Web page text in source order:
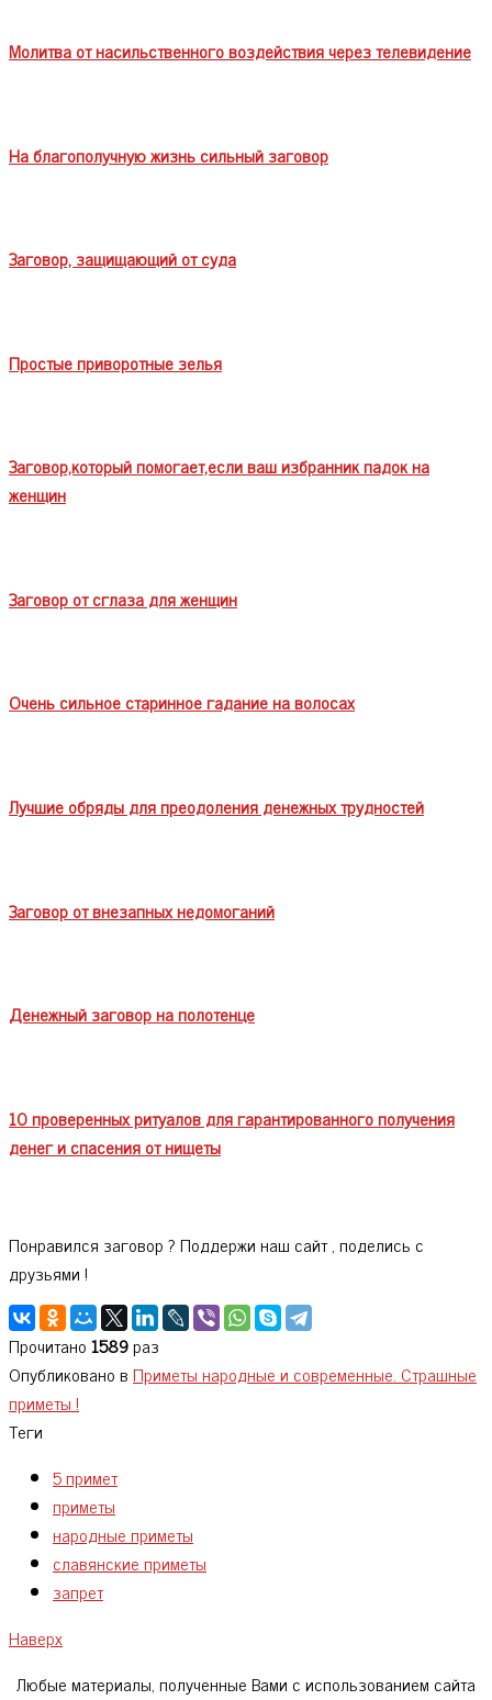
Молитва от насильственного воздействия через телевидение
На благополучную жизнь сильный заговор
Заговор, защищающий от суда
Простые приворотные зелья
Заговор,который помогает,если ваш избранник падок на
женщин
Заговор от сглаза для женщин
Очень сильное старинное гадание на волосах
Лучшие обряды для преодоления денежных трудностей
Заговор от внезапных недомоганий
Денежный заговор на полотенце
10 проверенных ритуалов для гарантированного получения
денег и спасения от нищеты
Понравился заговор ? Поддержи наш сайт , поделись с
друзьями !
Прочитано1589раз
Опубликовано вПриметы народные и современные. Страшные
приметы !
Теги
5 примет
приметы
народные приметы
славянские приметы
запрет
Наверх
Любые материалы, полученные Вами с использованием сайта